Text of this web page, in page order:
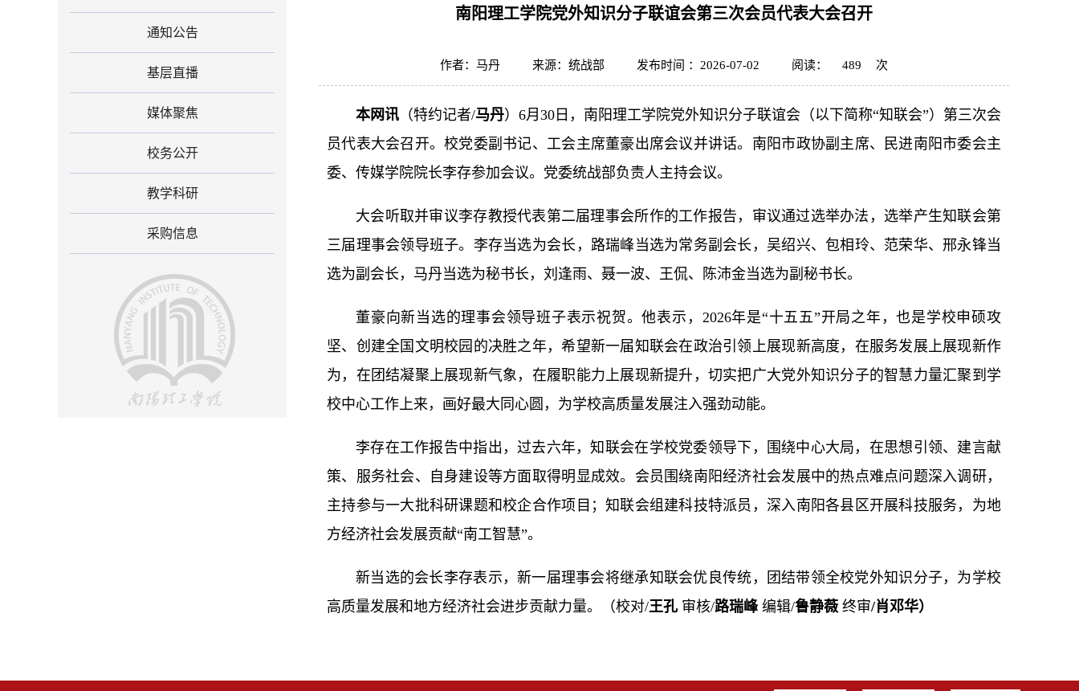
通知公告
基层直播
媒体聚焦
校务公开
教学科研
采购信息
南阳理工学院党外知识分子联谊会第三次会员代表大会召开
作者：马丹 来源：统战部 发布时间 ：2026-07-02 阅读： 489 次
本网讯 （特约记者/马丹）6月30日，南阳理工学院党外知识分子联谊会（以下简称“知联会”）第三次会
员代表大会召开。校党委副书记、工会主席董豪出席会议并讲话。南阳市政协副主席、民进南阳市委会主
委、传媒学院院长李存参加会议。党委统战部负责人主持会议。
大会听取并审议李存教授代表第二届理事会所作的工作报告，审议通过选举办法，选举产生知联会第
三届理事会领导班子。李存当选为会长，路瑞峰当选为常务副会长，吴绍兴、包相玲、范荣华、邢永锋当
选为副会长，马丹当选为秘书长，刘逢雨、聂一波、王侃、陈沛金当选为副秘书长。
董豪向新当选的理事会领导班子表示祝贺。他表示，2026年是“十五五”开局之年，也是学校申硕攻
坚、创建全国文明校园的决胜之年，希望新一届知联会在政治引领上展现新高度，在服务发展上展现新作
为，在团结凝聚上展现新气象，在履职能力上展现新提升，切实把广大党外知识分子的智慧力量汇聚到学
校中心工作上来，画好最大同心圆，为学校高质量发展注入强劲动能。
李存在工作报告中指出，过去六年，知联会在学校党委领导下，围绕中心大局，在思想引领、建言献
策、服务社会、自身建设等方面取得明显成效。会员围绕南阳经济社会发展中的热点难点问题深入调研，
主持参与一大批科研课题和校企合作项目；知联会组建科技特派员，深入南阳各县区开展科技服务，为地
方经济社会发展贡献“南工智慧”。
新当选的会长李存表示，新一届理事会将继承知联会优良传统，团结带领全校党外知识分子，为学校
高质量发展和地方经济社会进步贡献力量。（校对/王孔审核/路瑞峰编辑/鲁静薇 终审/肖邓华）